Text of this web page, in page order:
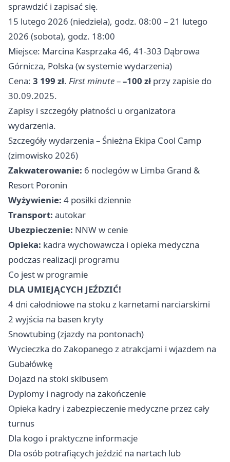
sprawdzić i zapisać się.
15 lutego 2026 (niedziela), godz. 08:00 – 21 lutego
2026 (sobota), godz. 18:00
Miejsce: Marcina Kasprzaka 46, 41-303 Dąbrowa
Górnicza, Polska (w systemie wydarzenia)
Cena: 3 199 zł. First minute––100 zł przy zapisie do
30.09.2025.
Zapisy i szczegóły płatności u organizatora
wydarzenia.
Szczegóły wydarzenia – Śnieżna Ekipa Cool Camp
(zimowisko 2026)
Zakwaterowanie: 6 noclegów w Limba Grand &
Resort Poronin
Wyżywienie: 4 posiłki dziennie
Transport: autokar
Ubezpieczenie: NNW w cenie
Opieka: kadra wychowawcza i opieka medyczna
podczas realizacji programu
Co jest w programie
DLA UMIEJĄCYCH JEŹDZIĆ!
4 dni całodniowe na stoku z karnetami narciarskimi
2 wyjścia na basen kryty ‍
Snowtubing (zjazdy na pontonach)
Wycieczka do Zakopanego z atrakcjami i wjazdem na
Gubałówkę
Dojazd na stoki skibusem
Dyplomy i nagrody na zakończenie
Opieka kadry i zabezpieczenie medyczne przez cały
turnus
Dla kogo i praktyczne informacje
Dla osób potrafiących jeździć na nartach lub